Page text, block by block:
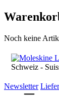
Noch keine
Schweiz -
Newsletter